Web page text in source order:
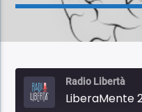
Radio Libertà
LiberaMente